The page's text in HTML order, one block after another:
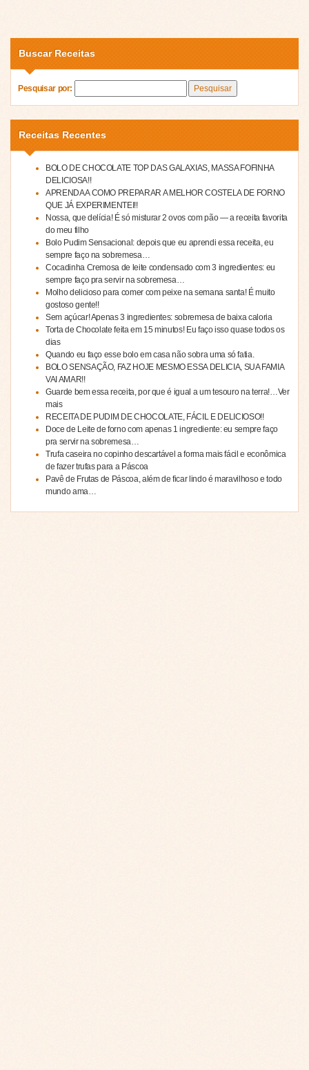
Buscar Receitas
Pesquisar por:
Receitas Recentes
BOLO DE CHOCOLATE TOP DAS GALAXIAS, MASSA FOFINHA
DELICIOSA!!
APRENDA A COMO PREPARAR A MELHOR COSTELA DE FORNO
QUE JÁ EXPERIMENTEI!!
Nossa, que delícia! É só misturar 2 ovos com pão — a receita favorita
do meu filho
Bolo Pudim Sensacional: depois que eu aprendi essa receita, eu
sempre faço na sobremesa…
Cocadinha Cremosa de leite condensado com 3 ingredientes: eu
sempre faço pra servir na sobremesa…
Molho delicioso para comer com peixe na semana santa! É muito
gostoso gente!!
Sem açúcar! Apenas 3 ingredientes: sobremesa de baixa caloria
Torta de Chocolate feita em 15 minutos! Eu faço isso quase todos os
dias
Quando eu faço esse bolo em casa não sobra uma só fatia.
BOLO SENSAÇÃO, FAZ HOJE MESMO ESSA DELICIA, SUA FAMIA
VAI AMAR!!
Guarde bem essa receita, por que é igual a um tesouro na terra!…Ver
mais
RECEITA DE PUDIM DE CHOCOLATE, FÁCIL E DELICIOSO!!
Doce de Leite de forno com apenas 1 ingrediente: eu sempre faço
pra servir na sobremesa…
Trufa caseira no copinho descartável a forma mais fácil e econômica
de fazer trufas para a Páscoa
Pavê de Frutas de Páscoa, além de ficar lindo é maravilhoso e todo
mundo ama…